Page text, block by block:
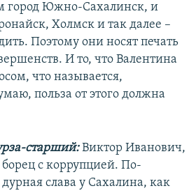
город Южно-Сахалинск, и
Холмск и так далее –
Поэтому они носят печать
И то, что Валентина
что называется,
польза от этого должна
старший:Виктор Иванович,
с коррупцией. По-
слава у Сахалина, как